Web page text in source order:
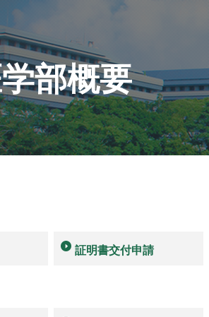
部概要
証明書交付申請